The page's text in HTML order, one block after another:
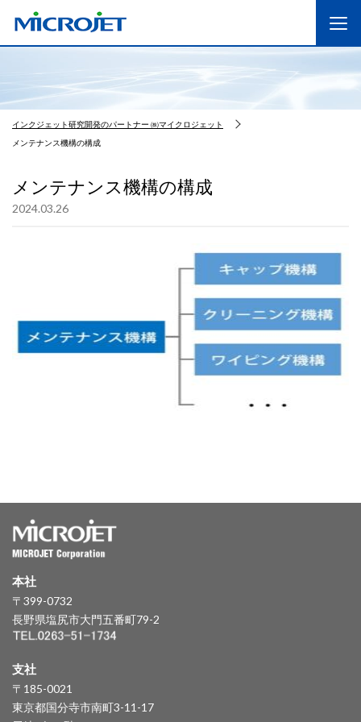
インクジェット研究開発のパートナー ㈱マイクロジェット
メンテナンス機構の構成
メンテナンス機構の構成
2024.03.26
本社
〒399-0732
長野県塩尻市大門五番町79-2
支社
〒185-0021
東京都国分寺市南町3-11-17